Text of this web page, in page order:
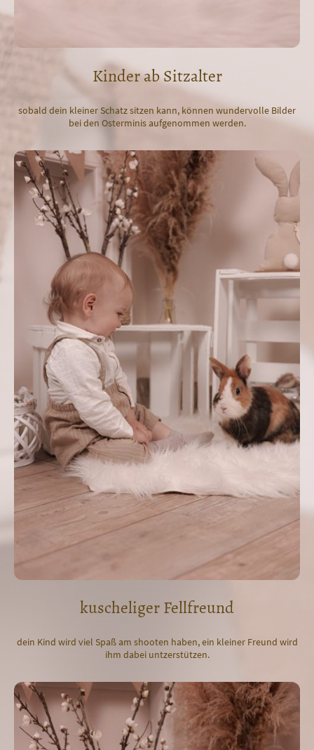
Kinder ab Sitzalter
sobald dein kleiner Schatz sitzen kann, können wundervolle Bilder
bei den Osterminis aufgenommen werden.
kuscheliger Fellfreund
dein Kind wird viel Spaß am shooten haben, ein kleiner Freund wird
ihm dabei untzerstützen.